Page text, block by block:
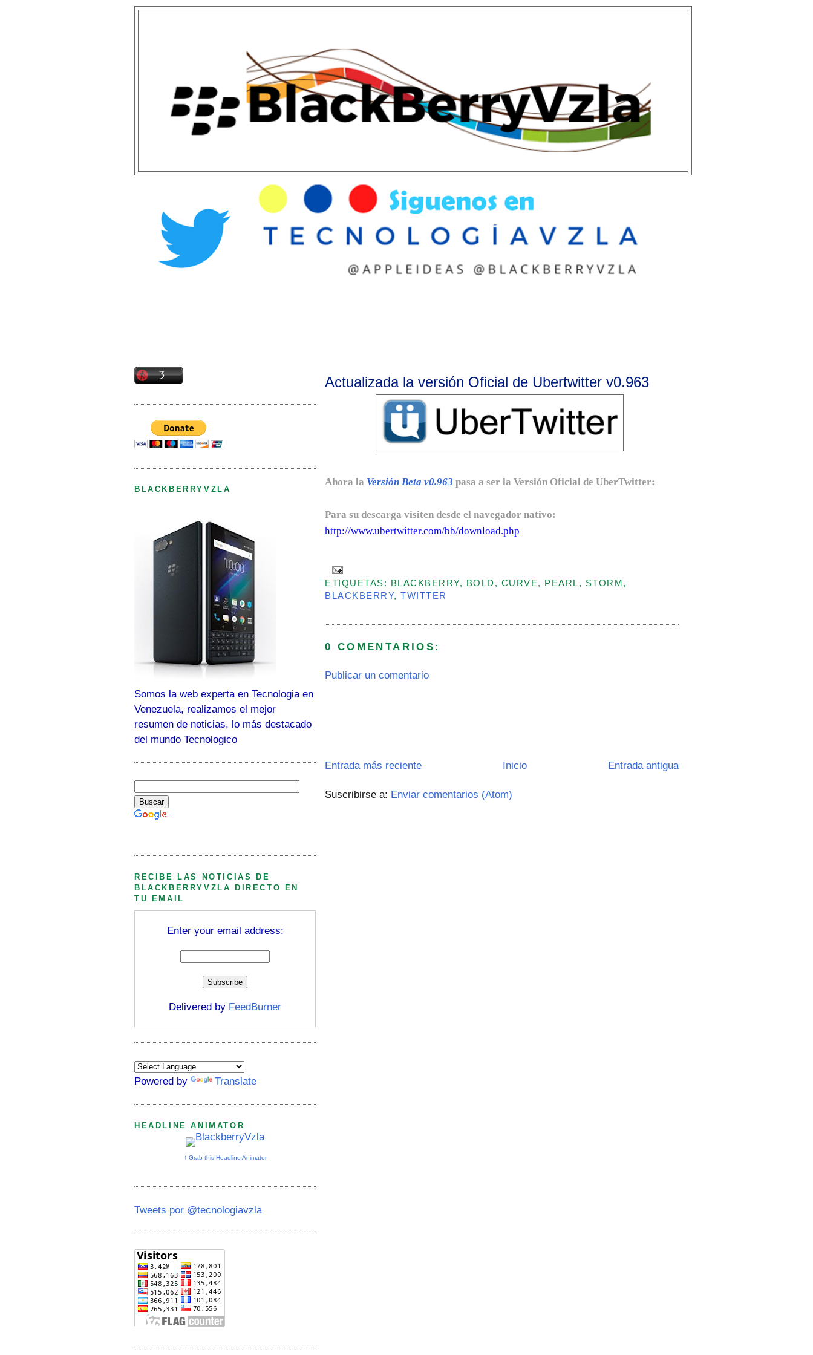
Actualizada la versión Oficial de Ubertwitter v0.963
Ahora la Versión Beta v0.963 pasa a ser la Versión Oficial de UberTwitter:
Para su descarga visiten desde el navegador nativo:
http://www.ubertwitter.com/bb/download.php
ETIQUETAS: BLACKBERRY, BOLD, CURVE, PEARL, STORM,
BLACKBERRY, TWITTER
0 COMENTARIOS:
Publicar un comentario
Entrada más reciente Entrada antigua
Inicio
Suscribirse a: Enviar comentarios (Atom)
BLACKBERRYVZLA
Somos la web experta en Tecnologia en
Venezuela, realizamos el mejor
resumen de noticias, lo más destacado
del mundo Tecnologico
RECIBE LAS NOTICIAS DE
BLACKBERRYVZLA DIRECTO EN
TU EMAIL
Enter your email address:
Delivered by FeedBurner
Powered by Translate
HEADLINE ANIMATOR
↑ Grab this Headline Animator
Tweets por @tecnologiavzla